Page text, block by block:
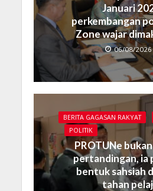
Januari
perkembangan
Zone wajar
06/08/2026
BERITA GAGASAN RAKYAT
POLITIK
PROTUNe
pertandingan, ia
bentuk sahsiah
tahan